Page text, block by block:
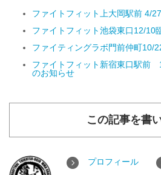
ファイトフィット上大岡駅前 4/
ファイトフィット池袋東口12/10
ファイティングラボ門前仲町10/
ファイトフィット新宿東口駅前
のお知らせ
この記事を書
プロフィール